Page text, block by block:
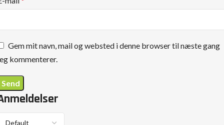
Gem mit navn, mail og websted i denne browser til næste gang
kommenterer.